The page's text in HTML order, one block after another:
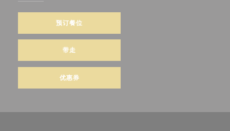
预订餐位
带走
优惠券